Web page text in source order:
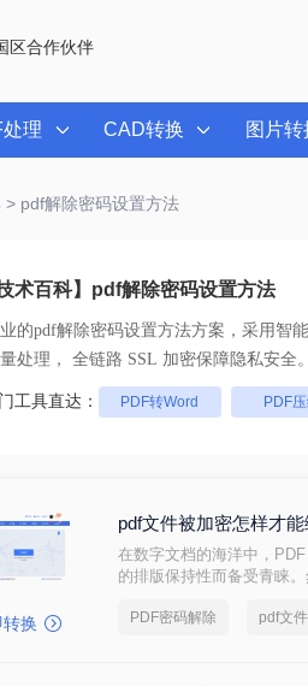
区合作伙伴
理 CAD转换 图片转
> pdf解除密码设置方法
技术百科】pdf解除密码设置方法
的pdf解除密码设置方法方案，采用智
一键批量处理， 全链路 SSL 加密保障隐
工具直达： PDF转Word PDF
转换
pdf文件被加密怎样才
在数字文档的海洋中，
的排版保持性而备受青睐
PDF密码解除 pdf文